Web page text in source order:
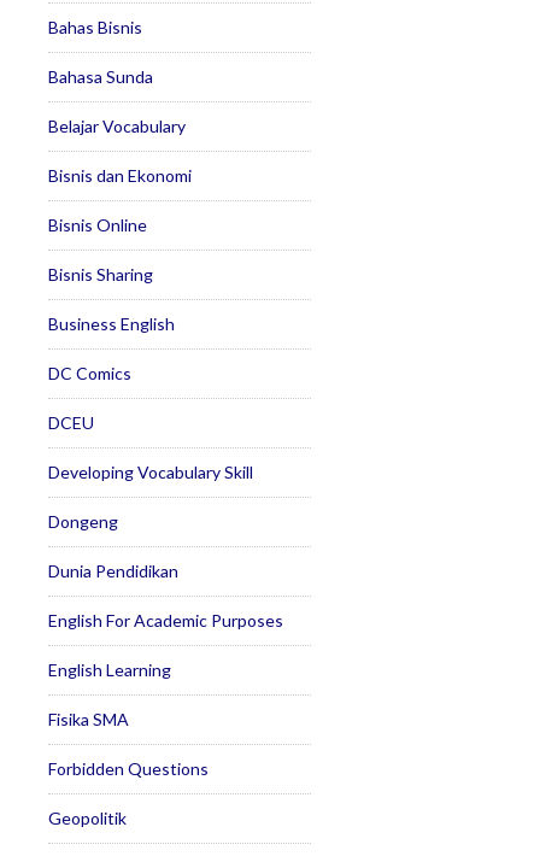
Bahas Bisnis
Bahasa Sunda
Belajar Vocabulary
Bisnis dan Ekonomi
Bisnis Online
Bisnis Sharing
Business English
DC Comics
DCEU
Developing Vocabulary Skill
Dongeng
Dunia Pendidikan
English For Academic Purposes
English Learning
Fisika SMA
Forbidden Questions
Geopolitik